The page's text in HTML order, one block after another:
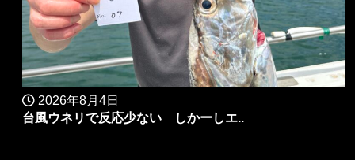
2026年8月4日
台風ウネリで反応少ない しかーしエ..